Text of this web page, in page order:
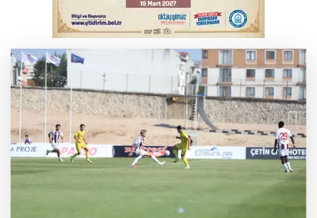
Serbest piyasada döviz fiyatları